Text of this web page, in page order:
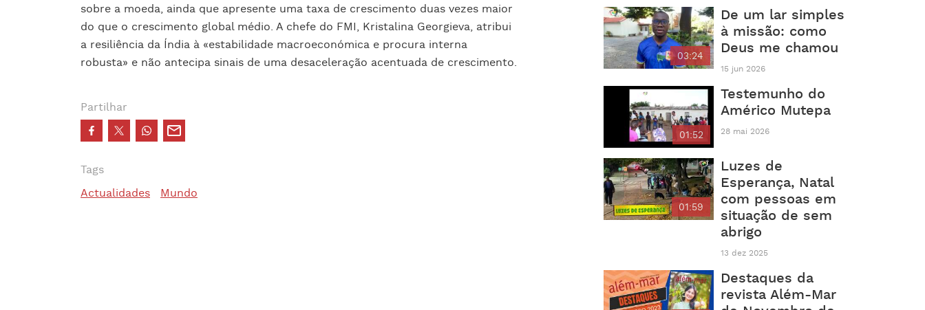
sobre a moeda, ainda que apresente uma taxa de crescimento duas vezes maior
do que o crescimento global médio. A chefe do FMI, Kristalina Georgieva, atribui
a resiliência da Índia à «estabilidade macroeconómica e procura interna
robusta» e não antecipa sinais de uma desaceleração acentuada de crescimento.
Partilhar
Tags
Actualidades
Mundo
03:24
De um lar simples
à missão: como
Deus me chamou
15 jun 2026
01:52
Testemunho do
Américo Mutepa
28 mai 2026
01:59
Luzes de
Esperança, Natal
com pessoas em
situação de sem
abrigo
13 dez 2025
Destaques da
revista Além-Mar